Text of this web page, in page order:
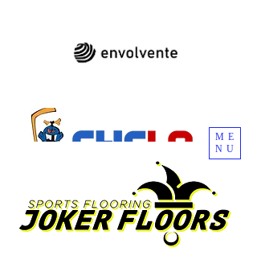
ME
NU
CLUB DE HOCKEY DE LOS CANÍBALES DE